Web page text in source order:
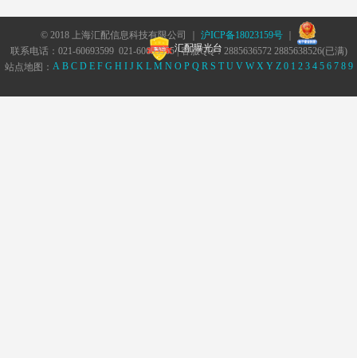
© 2018 上海汇配信息科技有限公司 ｜ 沪ICP备18023159号｜
汇配曝光台
联系电话：021-60693599 021-60693555 | 客服QQ：2885636572 2885638526(已满)
站点地图： A B C D E F G H I J K L M N O P Q R S T U V W X Y Z 0 1 2 3 4 5 6 7 8 9